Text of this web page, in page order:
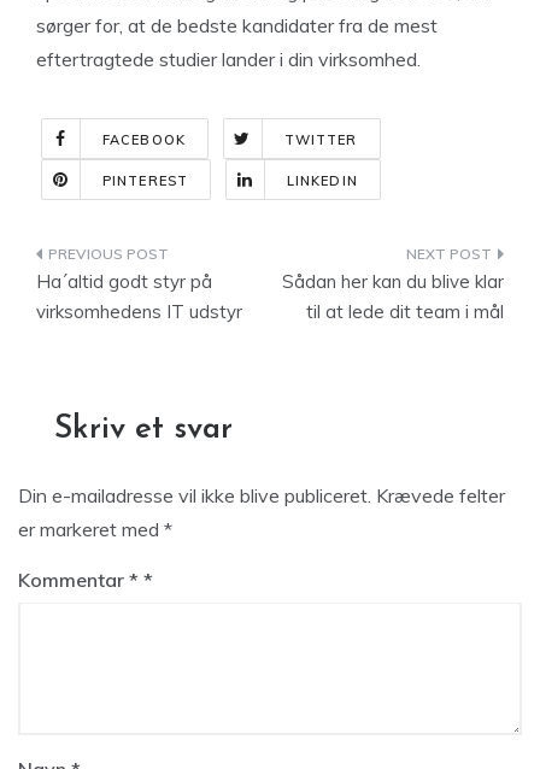
sørger for, at de bedste kandidater fra de mest
eftertragtede studier lander i din virksomhed.
FACEBOOK TWITTER
PINTEREST LINKEDIN
Indlægsnavigation
Ha´altid godt styr på
virksomhedens IT udstyr
Sådan her kan du blive klar
til at lede dit team i mål
Skriv et svar
Din e-mailadresse vil ikke blive publiceret. Krævede felter
er markeret med *
Kommentar *